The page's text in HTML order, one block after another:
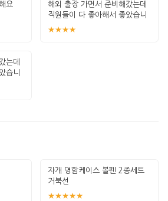
요
해외 출장 가면서 준비해갔는데
직원들이 다 좋아해서 좋았습니
다
★★★★
는데
습니
자개 명함케이스 볼펜 2종세트
거북선
★★★★★